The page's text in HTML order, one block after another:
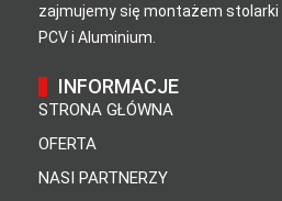
zajmujemy się montażem stolarki
PCV i Aluminium.
INFORMACJE
STRONA GŁÓWNA
OFERTA
NASI PARTNERZY